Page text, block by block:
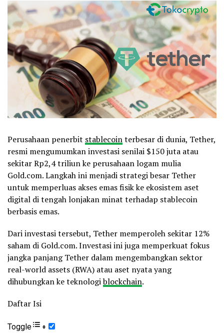
Perusahaan penerbit stablecointerbesar di dunia, Tether,
resmi mengumumkan investasi senilai $150 juta atau
sekitar Rp2,4 triliun ke perusahaan logam mulia
Gold.com. Langkah ini menjadi strategi besar Tether
untuk memperluas akses emas fisik ke ekosistem aset
digital di tengah lonjakan minat terhadap stablecoin
berbasis emas.
Dari investasi tersebut, Tether memperoleh sekitar 12%
saham di Gold.com. Investasi ini juga memperkuat fokus
jangka panjang Tether dalam mengembangkan sektor
real-world assets (RWA) atau aset nyata yang
dihubungkan ke teknologiblockchain.
Daftar Isi
Toggle